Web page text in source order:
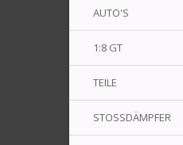
AUTO'S
1:8 GT
TEILE
STOSSDÄMPFER